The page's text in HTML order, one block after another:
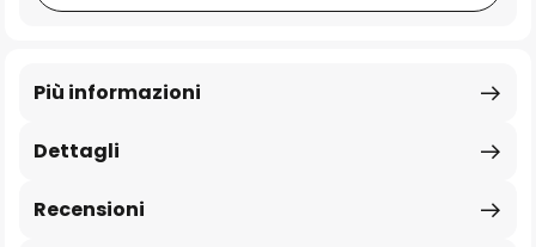
Dettagli
Più informazioni
Recensioni